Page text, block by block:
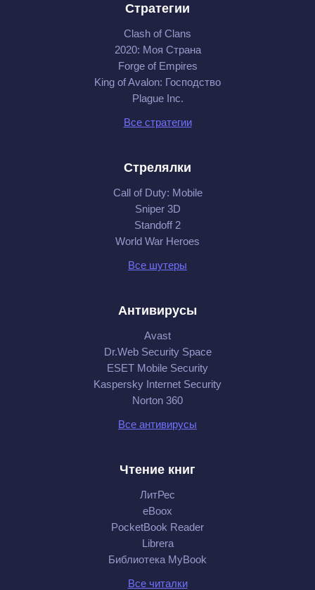
Стратегии
Clash of Clans
2020: Моя Cтрана
Forge of Empires
King of Avalon: Господство
Plague Inc.
Все стратегии
Стрелялки
Call of Duty: Mobile
Sniper 3D
Standoff 2
World War Heroes
Все шутеры
Антивирусы
Avast
Dr.Web Security Space
ESET Mobile Security
Kaspersky Internet Security
Norton 360
Все антивирусы
Чтение книг
ЛитРес
eBoox
PocketBook Reader
Librera
Библиотека MyBook
Все читалки